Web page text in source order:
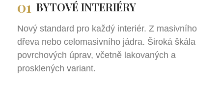
01 BYTOVÉ INTERIÉRY
Nový standard pro každý interiér. Z masivního
dřeva nebo celomasivního jádra. Široká škála
povrchových úprav, včetně lakovaných a
prosklených variant.